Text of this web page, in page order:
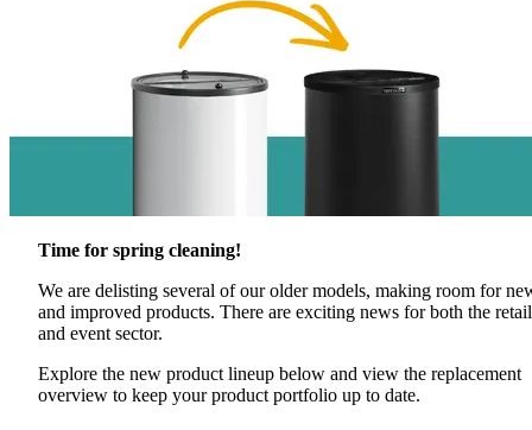
Time for spring cleaning!
We are delisting several of our older models, making room for
and improved products. There are exciting news for both the retail
and event sector.
Explore the new product lineup below and view the replacement
overview to keep your product portfolio up to date.